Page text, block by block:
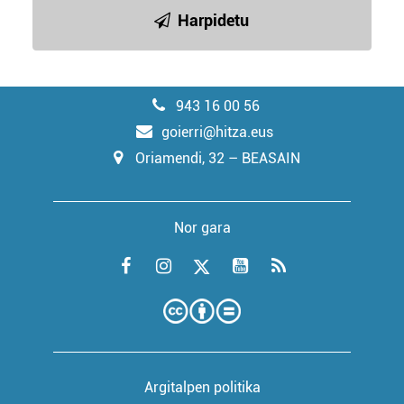
Harpidetu
943 16 00 56
goierri@hitza.eus
Oriamendi, 32 – BEASAIN
Nor gara
Argitalpen politika